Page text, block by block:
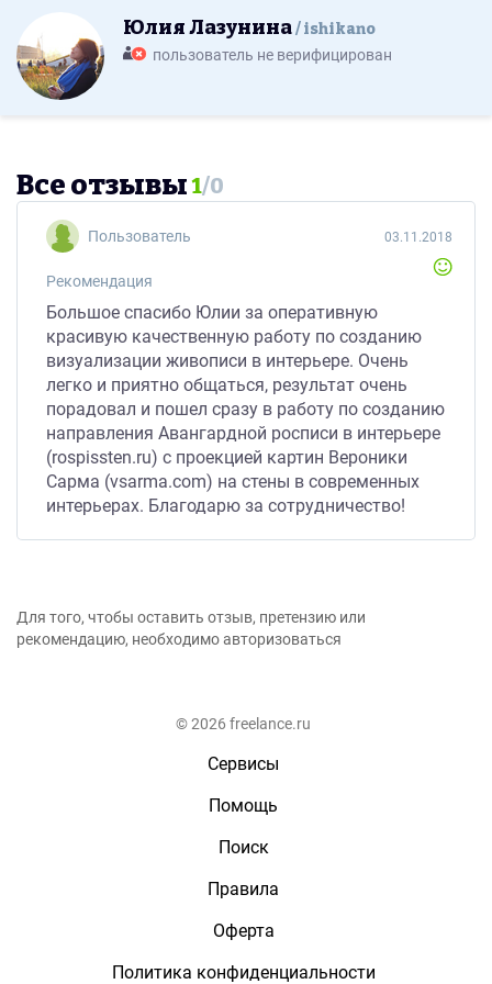
Юлия Лазунина ishikano
пользователь не верифицирован
Все отзывы1/0
Пользователь
Рекомендация
03.11.2018
Большое спасибо Юлии за оперативную
красивую качественную работу по созданию
визуализации живописи в интерьере. Очень
легко и приятно общаться, результат очень
порадовал и пошел сразу в работу по созданию
направления Авангардной росписи в интерьере
(rospissten.ru) с проекцией картин Вероники
Сарма (vsarma.com) на стены в современных
интерьерах. Благодарю за сотрудничество!
Для того, чтобы оставить отзыв, претензию или
рекомендацию, необходимо авторизоваться
© 2026 freelance.ru
Сервисы
Помощь
Поиск
Правила
Оферта
Политика конфиденциальности